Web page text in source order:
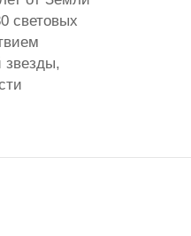
световых
звезды,